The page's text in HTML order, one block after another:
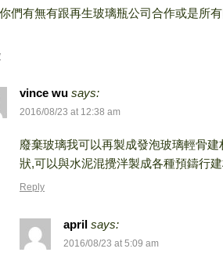
們有無有跟再生玻璃瓶公司合作或是所
vince wu says:
2016/08/23 at 12:38 am
廢棄玻璃我可以再製成發泡玻璃輕骨
狀,可以與水泥混攪泮製成各種預鑄行
Reply
april says:
2016/08/23 at 5:09 am